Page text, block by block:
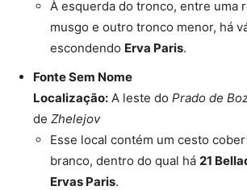
À esquerda do tronco, entre uma
musgo e outro tronco menor, há
escondendo Erva Paris.
Fonte Sem Nome
Localização: A leste do Prado de
de Zhelejov
Esse local contém um cesto
branco, dentro do qual há 21
Ervas Paris.